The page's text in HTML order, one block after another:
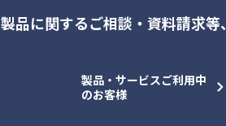
製品に関するご相談・資料請求等、
製品・サービスご利用中
のお客様